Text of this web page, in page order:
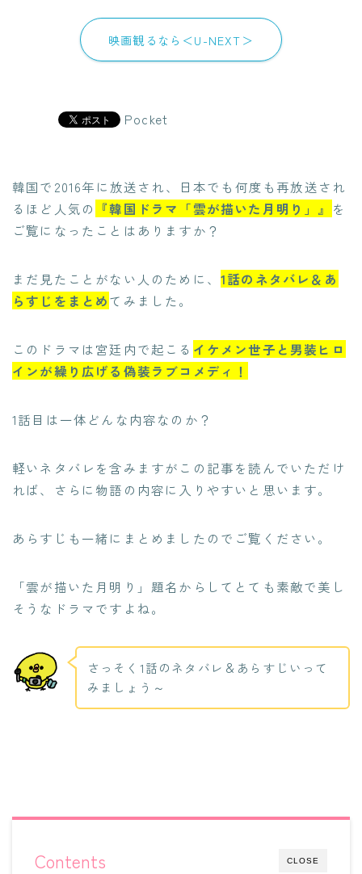
映画観るなら＜U-NEXT＞
Pocket
韓国で2016年に放送され、日本でも何度も再放送され
るほど人気の 『韓国ドラマ「雲が描いた月明り」』 を
ご覧になったことはありますか？
まだ見たことがない人のために、 1話のネタバレ＆あ
らすじをまとめてみました。
このドラマは宮廷内で起こる イケメン世子と男装ヒロ
インが繰り広げる偽装ラブコメディ！
1話目は一体どんな内容なのか？
軽いネタバレを含みますがこの記事を読んでいただけ
れば、さらに物語の内容に入りやすいと思います。
あらすじも一緒にまとめましたのでご覧ください。
「雲が描いた月明り」題名からしてとても素敵で美し
そうなドラマですよね。
さっそく1話のネタバレ＆あらすじいって
みましょう～
CLOSE
Contents